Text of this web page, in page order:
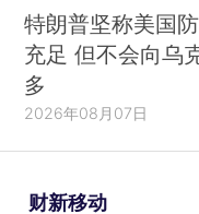
特朗普坚称美国
充足 但不会向乌
多
2026年08月07日
财新移动